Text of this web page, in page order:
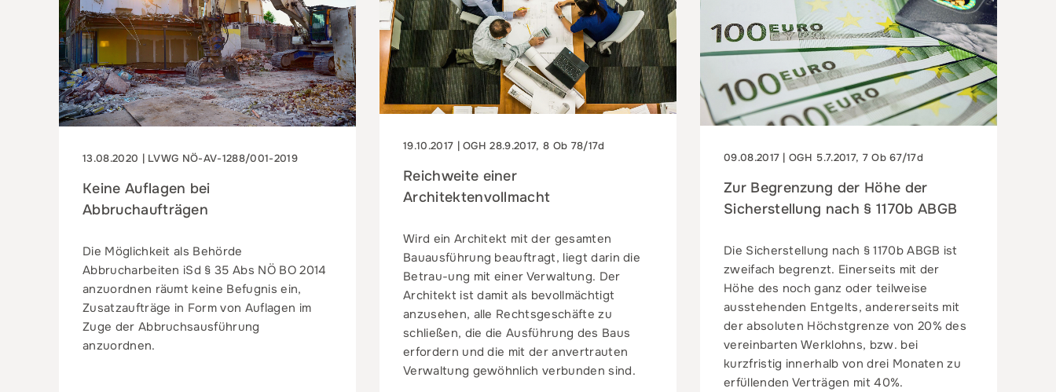
13.08.2020 | LVWG NÖ-AV-1288/001-2019
Keine Auflagen bei
Abbruchaufträgen
Die Möglichkeit als Behörde
Abbrucharbeiten iSd § 35 Abs NÖ BO 2014
anzuordnen räumt keine Befugnis ein,
Zusatzaufträge in Form von Auflagen im
Zuge der Abbruchsausführung
anzuordnen.
19.10.2017 | OGH 28.9.2017, 8 Ob 78/17d
Reichweite einer
Architektenvollmacht
Wird ein Architekt mit der gesamten
Bauausführung beauftragt, liegt darin die
Betrau-ung mit einer Verwaltung. Der
Architekt ist damit als bevollmächtigt
anzusehen, alle Rechtsgeschäfte zu
schließen, die die Ausführung des Baus
erfordern und die mit der anvertrauten
Verwaltung gewöhnlich verbunden sind.
09.08.2017 | OGH 5.7.2017, 7 Ob 67/17d
Zur Begrenzung der Höhe der
Sicherstellung nach § 1170b ABGB
Die Sicherstellung nach § 1170b ABGB ist
zweifach begrenzt. Einerseits mit der
Höhe des noch ganz oder teilweise
ausstehenden Entgelts, andererseits mit
der absoluten Höchstgrenze von 20% des
vereinbarten Werklohns, bzw. bei
kurzfristig innerhalb von drei Monaten zu
erfüllenden Verträgen mit 40%.